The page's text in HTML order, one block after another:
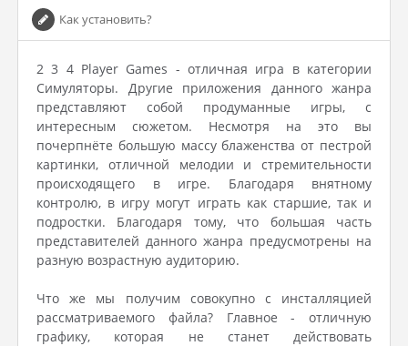
Как установить?
2 3 4 Player Games - отличная игра в категории
Симуляторы. Другие приложения данного жанра
представляют собой продуманные игры, с
интересным сюжетом. Несмотря на это вы
почерпнёте большую массу блаженства от пестрой
картинки, отличной мелодии и стремительности
происходящего в игре. Благодаря внятному
контролю, в игру могут играть как старшие, так и
подростки. Благодаря тому, что большая часть
представителей данного жанра предусмотрены на
разную возрастную аудиторию.
Что же мы получим совокупно с инсталляцией
рассматриваемого файла? Главное - отличную
графику, которая не станет действовать